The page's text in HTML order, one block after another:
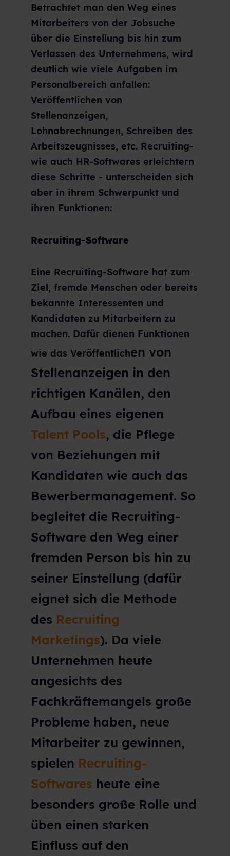
Betrachtet man den Weg eines
Mitarbeiters von der Jobsuche
über die Einstellung bis hin zum
Verlassen des Unternehmens, wird
deutlich wie viele Aufgaben im
Personalbereich anfallen:
Veröffentlichen von
Stellenanzeigen,
Lohnabrechnungen, Schreiben des
Arbeitszeugnisses, etc. Recruiting-
wie auch HR-Softwares erleichtern
diese Schritte - unterscheiden sich
aber in ihrem Schwerpunkt und
ihren Funktionen:
Recruiting-Software
Eine Recruiting-Software hat zum
Ziel, fremde Menschen oder bereits
bekannte Interessenten und
Kandidaten zu Mitarbeitern zu
machen. Dafür dienen Funktionen
wie das Veröffentlichen von
Stellenanzeigen in den
richtigen Kanälen, den
Aufbau eines eigenen
Talent Pools, die Pflege
von Beziehungen mit
Kandidaten wie auch das
Bewerbermanagement. So
begleitet die Recruiting-
Software den Weg einer
fremden Person bis hin zu
seiner Einstellung (dafür
eignet sich die Methode
des Recruiting
Marketings). Da viele
Unternehmen heute
angesichts des
Fachkräftemangels große
Probleme haben, neue
Mitarbeiter zu gewinnen,
spielen Recruiting-
Softwares heute eine
besonders große Rolle und
üben einen starken
Einfluss auf den